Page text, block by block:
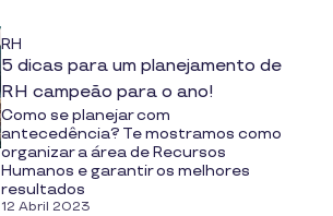
RH
5 dicas para um planejamento de
RH campeão para o ano!
Como se planejar com
antecedência? Te mostramos como
organizar a área de Recursos
Humanos e garantir os melhores
resultados
12 Abril 2023